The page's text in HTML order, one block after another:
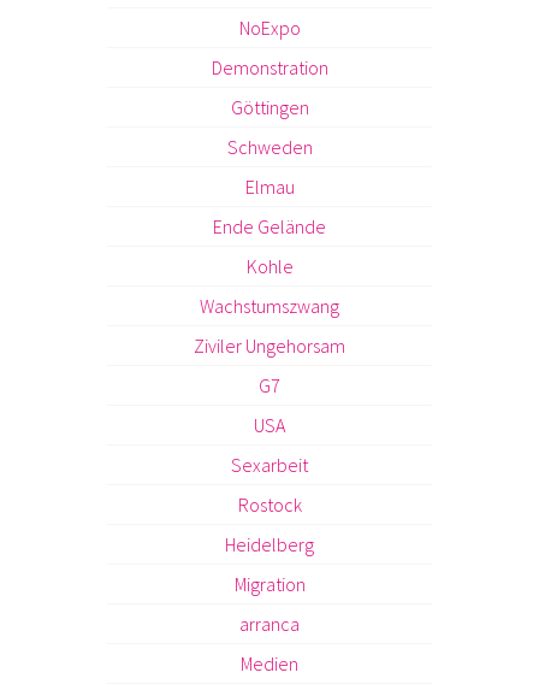
NoExpo
Demonstration
Göttingen
Schweden
Elmau
Ende Gelände
Kohle
Wachstumszwang
Ziviler Ungehorsam
G7
USA
Sexarbeit
Rostock
Heidelberg
Migration
arranca
Medien